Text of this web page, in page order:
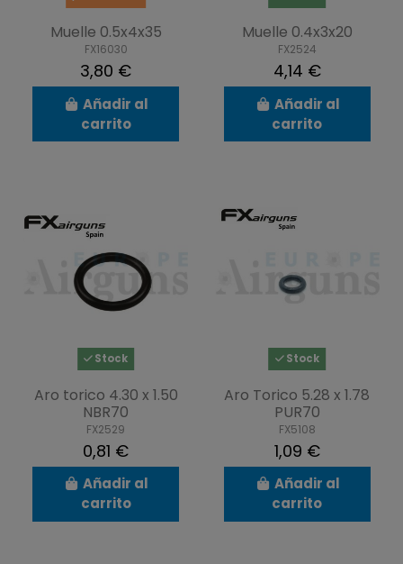
Muelle 0.5x4x35
FX16030
3,80 €
Añadir al
carrito
Muelle 0.4x3x20
FX2524
4,14 €
Añadir al
carrito
Stock
Aro torico 4.30 x 1.50
NBR70
FX2529
0,81 €
Añadir al
carrito
Stock
Aro Torico 5.28 x 1.78
PUR70
FX5108
1,09 €
Añadir al
carrito